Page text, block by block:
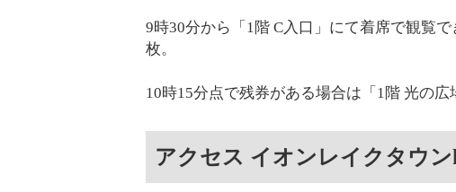
9時30分から「1階 C入口」にて着席で観覧
枚。
10時15分点で残券がある場合は「1階 光の広
アクセス イオンレイクタウン